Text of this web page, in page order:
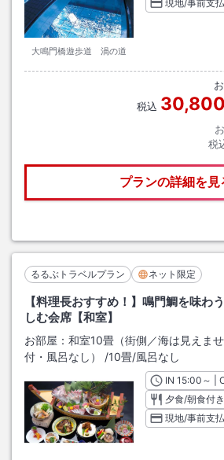
大鳴門橋遊歩道 渦の道
現地/事前支
税込 30,800
税
プランの詳細を見
るるぶトラベルプラン ネット限定
【料理長おすすめ！】鳴門鯛を味わ
しむ会席【和室】
お部屋： 和室10畳（街側／海は見えま
付・風呂なし）
/10畳/風呂なし
INチェック
15:00 ～ |
夕食/朝食付き
現地/事前支